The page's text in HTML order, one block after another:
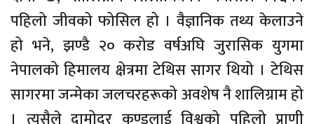
पहिलो जीवको फोसिल हो । वैज्ञानिक तथ्य केलाउने
हो भने, झण्डै २० करोड वर्षअघि जुरासिक युगमा
नेपालको हिमालय क्षेत्रमा टेथिस सागर थियो । टेथिस
सागरमा जन्मेका जलचरहरूको अवशेष नै शालिग्राम हो